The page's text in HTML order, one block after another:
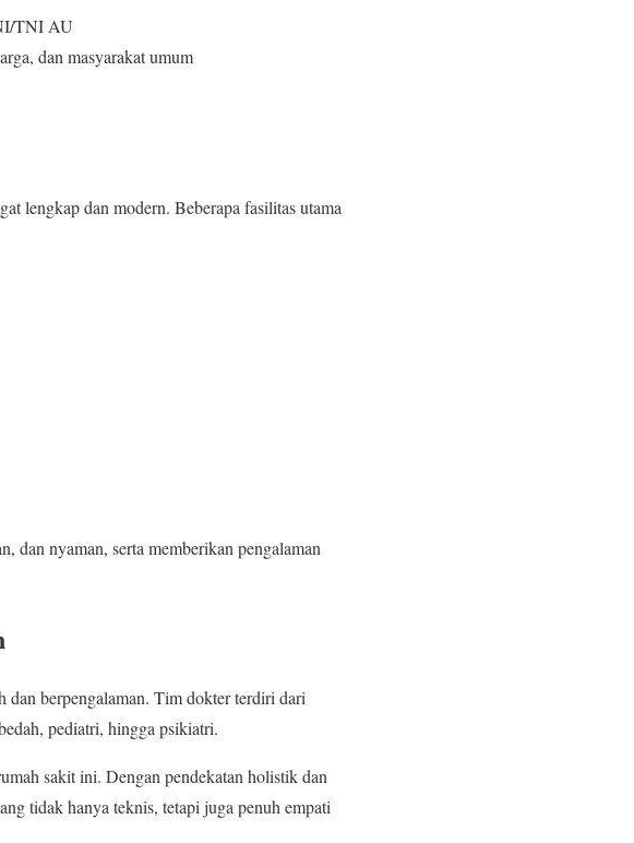
TNI AU
dan masyarakat umum
lengkap dan modern. Beberapa fasilitas utama
dan nyaman, serta memberikan pengalaman
dan berpengalaman. Tim dokter terdiri dari
pediatri, hingga psikiatri.
sakit ini. Dengan pendekatan holistik dan
tidak hanya teknis, tetapi juga penuh empati